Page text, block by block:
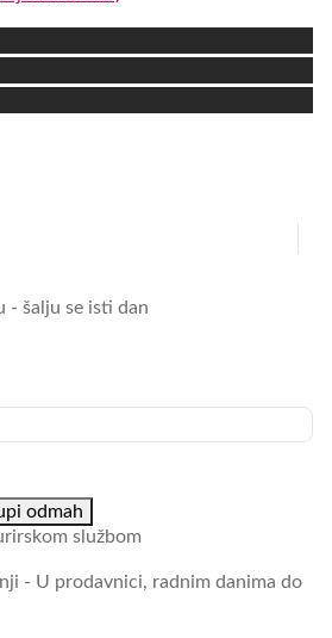
- šalju se isti dan
odmah
službom
- U prodavnici, radnim danima do